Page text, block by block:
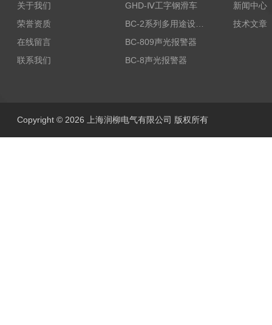
关于我们
荣誉资质
在线留言
联系我们
GHD-Ⅳ工字钢滑车
BC-809声光报警器
BC-8声光报警器
新闻中心
技术文章
Copyright © 2026 上海润柳电气有限公司 版权所有